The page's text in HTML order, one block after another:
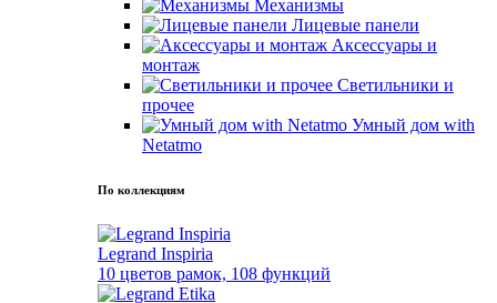
Механизмы
Лицевые панели
Аксессуары и
монтаж
Светильники и
прочее
Умный дом with
Netatmo
По коллекциям
Legrand Inspiria
10 цветов рамок, 108 функций